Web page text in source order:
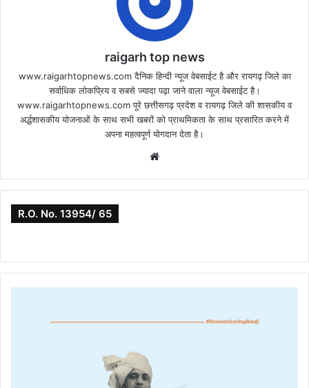
raigarh top news
www.raigarhtopnews.com दैनिक हिन्दी न्यूज वेबसाईट है और रायगढ़ जिले का
सर्वाधिक लोकप्रिय व सबसे ज्यादा पढ़ा जाने वाला न्यूज वेबसाईट है।
www.raigarhtopnews.com पूरे छत्तीसगढ़ प्रदेश व रायगढ़ जिले की शासकीय व
अर्द्धशासकीय योजनाओं के साथ सभी खबरों को प्राथमिकता के साथ प्रसारित करने में
अपना महत्वपूर्ण योगदान देता है।
R.O. No. 13954/ 65